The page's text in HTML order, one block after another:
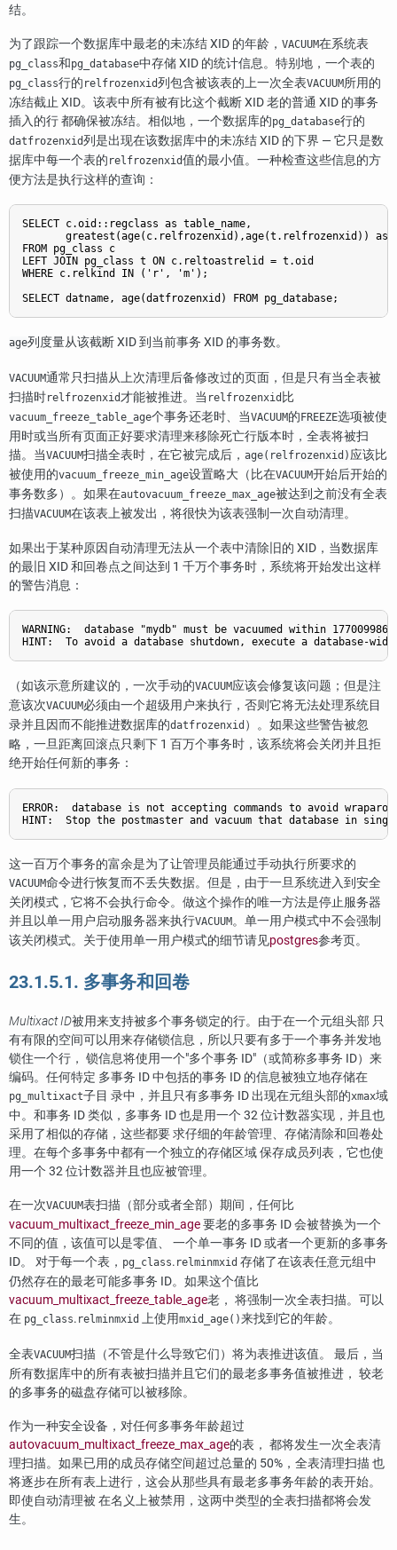
结。
为了跟踪一个数据库中最老的未冻结 XID 的年龄， VACUUM在系统表
pg_class和pg_database中存储 XID 的统计信息。特别地，一个表的
pg_class行的 relfrozenxid列包含被该表的上一次全表VACUUM所用的
冻结截止 XID。该表中所有被有比这个截断 XID 老的普通 XID 的事务
插入的行 都确保被冻结。相似地，一个数据库的pg_database行的
datfrozenxid列是出现在该数据库中的未冻结 XID 的下界 — 它只是数
据库中每一个表的 relfrozenxid值的最小值。一种检查这些信息的方
便方法是执行这样的查询：
SELECT c.oid::regclass as table_name,
greatest(age(c.relfrozenxid),age(t.relfrozenxid)) as
FROM pg_class c
LEFT JOIN pg_class t ON c.reltoastrelid = t.oid
WHERE c.relkind IN ('r', 'm');
SELECT datname, age(datfrozenxid) FROM pg_database;
age列度量从该截断 XID 到当前事务 XID 的事务数。
VACUUM通常只扫描从上次清理后备修改过的页面，但是只有当全表被
扫描时relfrozenxid才能被推进。当 relfrozenxid 比
vacuum_freeze_table_age个事务还老时、当VACUUM的FREEZE选项被使
用时或当所有页面正好要求清理来移除死亡行版本时，全表将被扫
描。当VACUUM扫描全表时，在它被完成后， age(relfrozenxid) 应该比
被使用的vacuum_freeze_min_age设置略大（比在VACUUM开始后开始的
事务数多）。如果在autovacuum_freeze_max_age被达到之前没有全表
扫描VACUUM在该表上被发出，将很快为该表强制一次自动清理。
如果出于某种原因自动清理无法从一个表中清除旧的 XID，当数据库
的最旧 XID 和回卷点之间达到 1 千万个事务时，系统将开始发出这样
的警告消息：
WARNING:  database "mydb" must be vacuumed within
HINT:  To avoid a database shutdown, execute a database-wide
（如该示意所建议的，一次手动的VACUUM应该会修复该问题；但是注
意该次VACUUM必须由一个超级用户来执行，否则它将无法处理系统目
录并且因而不能推进数据库的datfrozenxid ）。如果这些警告被忽
略，一旦距离回滚点只剩下 1 百万个事务时，该系统将会关闭并且拒
绝开始任何新的事务：
ERROR:  database is not accepting commands to avoid
HINT:  Stop the postmaster and vacuum that database in
这一百万个事务的富余是为了让管理员能通过手动执行所要求的
VACUUM命令进行恢复而不丢失数据。但是，由于一旦系统进入到安全
关闭模式，它将不会执行命令。做这个操作的唯一方法是停止服务器
并且以单一用户启动服务器来执行VACUUM。单一用户模式中不会强制
该关闭模式。关于使用单一用户模式的细节请见postgres参考页。
23.1.5.1. 多事务和回卷
Multixact ID被用来支持被多个事务锁定的行。由于在一个元组头部 只
有有限的空间可以用来存储锁信息，所以只要有多于一个事务并发地
锁住一个行， 锁信息将使用一个"多个事务 ID" （或简称多事务 ID）来
编码。任何特定 多事务 ID 中包括的事务 ID 的信息被独立地存储在
pg_multixact子目 录中，并且只有多事务 ID 出现在元组头部的xmax域
中。和事务 ID 类似，多事务 ID 也是用一个 32 位计数器实现，并且也
采用了相似的存储，这些都要 求仔细的年龄管理、存储清除和回卷处
理。在每个多事务中都有一个独立的存储区域 保存成员列表，它也使
用一个 32 位计数器并且也应被管理。
在一次VACUUM表扫描（部分或者全部）期间，任何比
vacuum_multixact_freeze_min_age要老的多事务 ID 会被替换为一个
不同的值，该值可以是零值、 一个单一事务 ID 或者一个更新的多事务
ID。 对于每一个表， pg_class. relminmxid 存储了在该表任意元组中
仍然存在的最老可能多事务 ID。如果这个值比
vacuum_multixact_freeze_table_age老， 将强制一次全表扫描。可以
在 pg_class. relminmxid 上使用mxid_age()来找到它的年龄。
全表VACUUM扫描（不管是什么导致它们）将为表推进该值。 最后，当
所有数据库中的所有表被扫描并且它们的最老多事务值被推进， 较老
的多事务的磁盘存储可以被移除。
作为一种安全设备，对任何多事务年龄超过
autovacuum_multixact_freeze_max_age的表， 都将发生一次全表清
理扫描。如果已用的成员存储空间超过总量的 50%，全表清理扫描 也
将逐步在所有表上进行，这会从那些具有最老多事务年龄的表开始。
即使自动清理被 在名义上被禁用，这两中类型的全表扫描都将会发
生。